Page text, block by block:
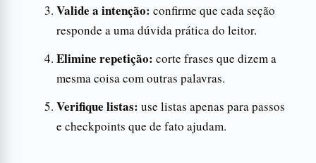
Valide a intenção: confirme que cada seção
responde a uma dúvida prática do leitor.
Elimine repetição: corte frases que dizem a
mesma coisa com outras palavras.
Verifique listas: use listas apenas para passos
e checkpoints que de fato ajudam.